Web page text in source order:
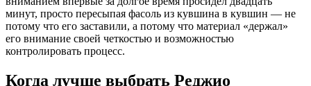
минут, просто пересыпая фасоль из кувшина в кувшин — не
потому что его заставили, а потому что материал «держал»
его внимание своей четкостью и возможностью
контролировать процесс.
Когда лучше выбрать Реджио